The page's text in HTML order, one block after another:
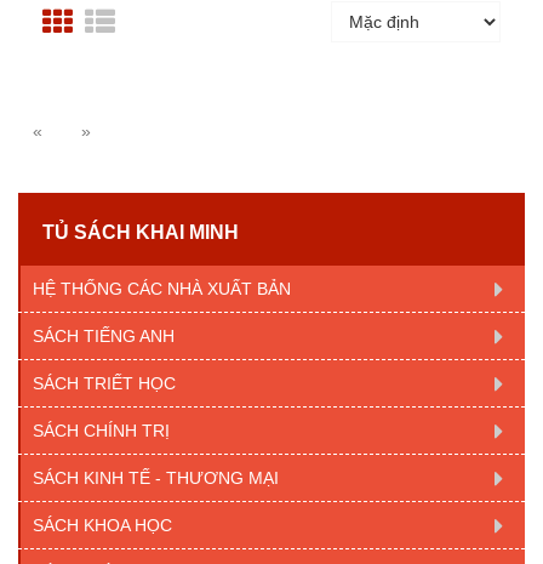
« »
TỦ SÁCH KHAI MINH
HỆ THỐNG CÁC NHÀ XUẤT BẢN
SÁCH TIẾNG ANH
SÁCH TRIẾT HỌC
SÁCH CHÍNH TRỊ
SÁCH KINH TẾ - THƯƠNG MẠI
SÁCH KHOA HỌC